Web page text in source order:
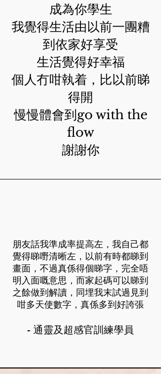
成為你學生
我覺得生活由以前一團糟
到依家好享受
生活覺得好幸福
個人冇咁執着，比以前睇
得開
慢慢體會到go with the
flow
謝謝你
朋友話我準成率提高左，我自己都
覺得睇嘢清晰左，以前有時都睇到
畫面，不過真係得個睇字，完全唔
明入面嘅意思，而家起碼可以睇到
之餘做到解讀，同埋我末試過見到
咁多天使數字，真係多到好誇張
- 通靈及超感官訓練學員